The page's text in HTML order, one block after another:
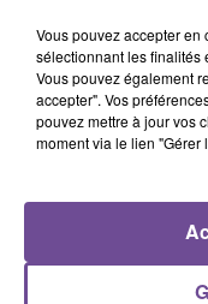
Référence de l’offre
Vous pouvez accepter en
sélectionnant les finalités
Vous pouvez également
accepter". Vos
pouvez mettre à jour vos
moment via le lien "Gérer